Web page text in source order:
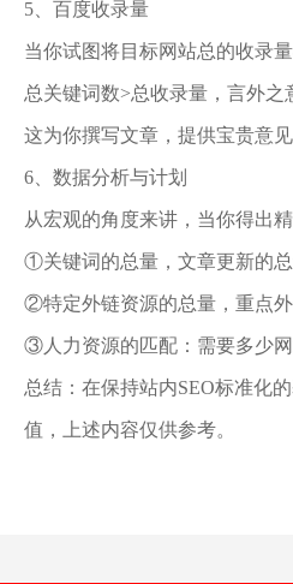
5、百度收录量
当你试图将目标网站总的收录
总关键词数>总收录量，言外之
这为你撰写文章，提供宝贵意见
6、数据分析与计划
从宏观的角度来讲，当你得出
①关键词的总量，文章更新的总
②特定外链资源的总量，重点外
③人力资源的匹配：需要多少网
总结：在保持站内SEO标准化
值，上述内容仅供参考。